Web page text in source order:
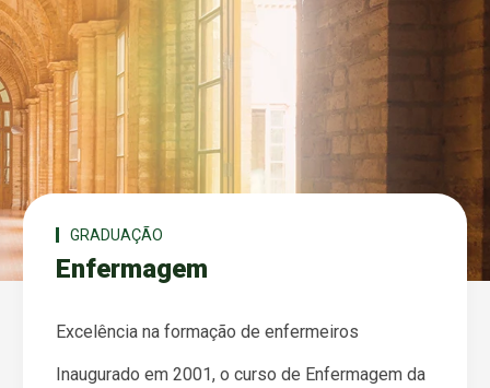
GRADUAÇÃO
Enfermagem
Excelência na formação de enfermeiros
Inaugurado em 2001, o curso de Enfermagem da